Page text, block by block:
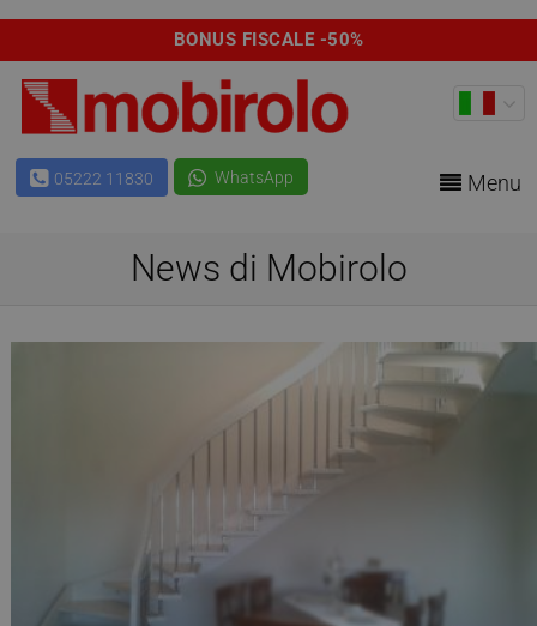
BONUS FISCALE -50%
05222 11830 WhatsApp Menu
News di Mobirolo